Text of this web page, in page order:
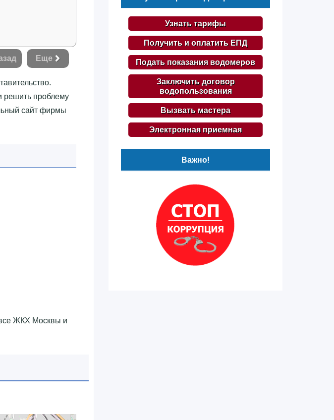
Еще
решить проблему
сайт фирмы
ЖКХ Москвы и
Узнать тарифы
Получить и оплатить ЕПД
Подать показания водомеров
Заключить договор
водопользования
Вызвать мастера
Электронная приемная
Важно!